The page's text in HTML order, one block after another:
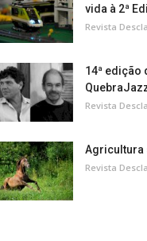
vida à 2ª
Revista Descla
14ª edição
Revista Descla
Agricultura
Revista Descla